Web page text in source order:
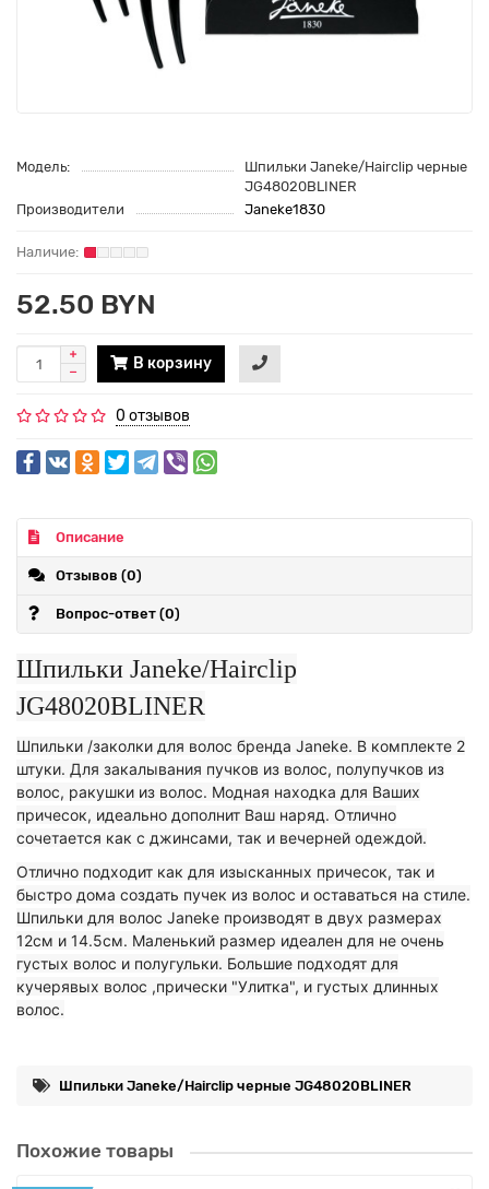
Модель:
Шпильки Janeke/Hairclip черные
JG48020BLINER
Производители
Janeke1830
52.50 BYN
В корзину
0 отзывов
Описание
Отзывов (0)
Вопрос-ответ (0)
Шпильки Janeke/Hairclip
JG48020BLINER
Шпильки /заколки для волос бренда Janeke. В комплекте 2
штуки. Для закалывания пучков из волос, полупучков из
волос, ракушки из волос. Модная находка для Ваших
причесок, идеально дополнит Ваш наряд. Отлично
сочетается как с джинсами, так и вечерней одеждой.
Отлично подходит как для изысканных причесок, так и
быстро дома создать пучек из волос и оставаться на стиле.
Шпильки для волос Janeke производят в двух размерах
12см и 14.5см. Маленький размер идеален для не очень
густых волос и полугульки. Большие подходят для
кучерявых волос ,прически "Улитка", и густых длинных
волос.
Шпильки Janeke/Hairclip черные JG48020BLINER
Похожие товары